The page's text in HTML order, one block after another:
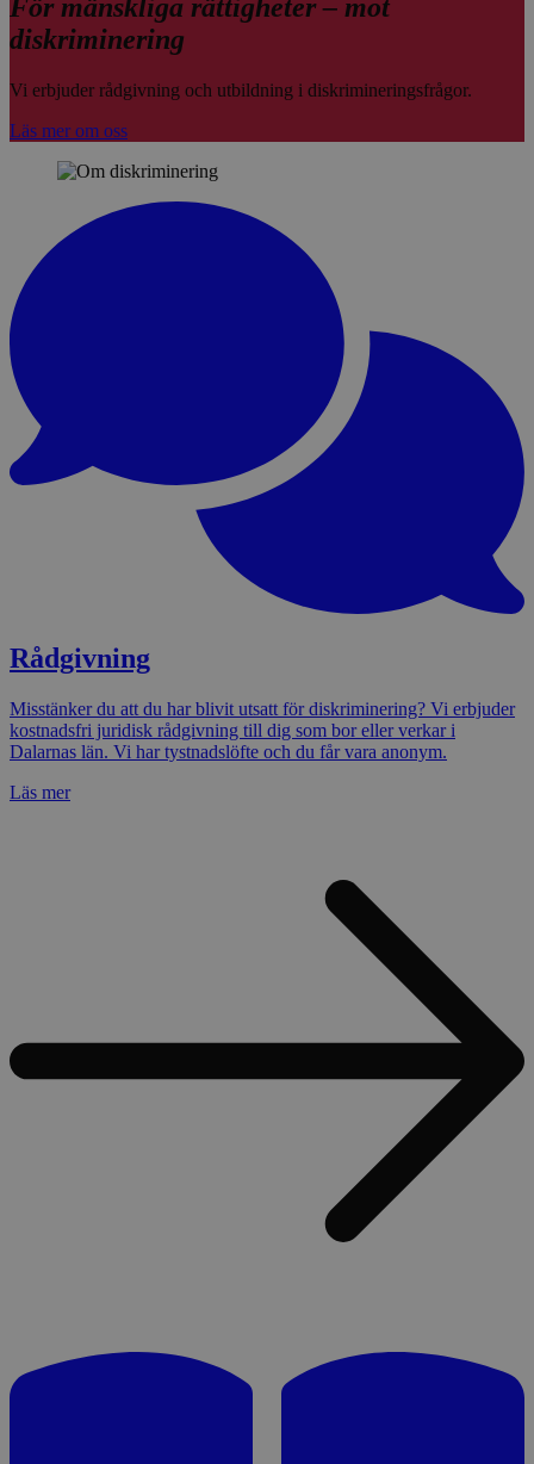
För mänskliga rättigheter – mot
diskriminering
Vi erbjuder rådgivning och utbildning i diskrimineringsfrågor.
Läs mer om oss
Rådgivning
Misstänker du att du har blivit utsatt för diskriminering? Vi erbjuder
kostnadsfri juridisk rådgivning till dig som bor eller verkar i
Dalarnas län. Vi har tystnadslöfte och du får vara anonym.
Läs mer